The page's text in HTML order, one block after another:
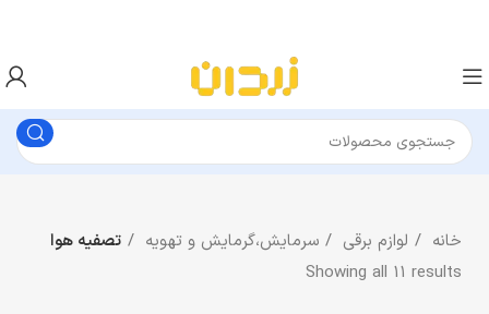
خانه لوازم برقی سرمایش،گرمایش و تهویه
تصفیه هوا
Showing all 11 results